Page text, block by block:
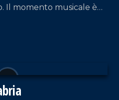
Il momento musicale è